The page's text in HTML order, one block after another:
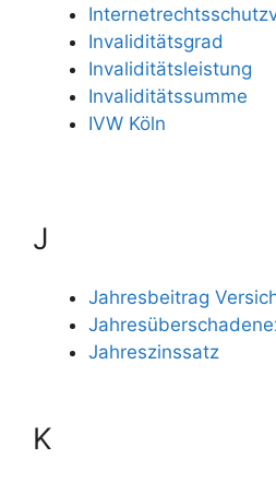
Invaliditätsgrad
Invaliditätsleistung
Invaliditätssumme
IVW Köln
J
Jahresbeitrag
Jahreszinssatz
K